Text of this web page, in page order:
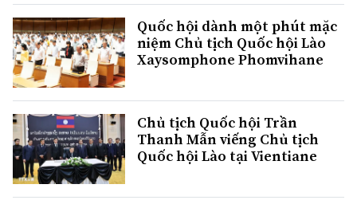
Quốc hội dành một phút mặc
niệm Chủ tịch Quốc hội Lào
Xaysomphone Phomvihane
Chủ tịch Quốc hội Trần
Thanh Mẫn viếng Chủ tịch
Quốc hội Lào tại Vientiane